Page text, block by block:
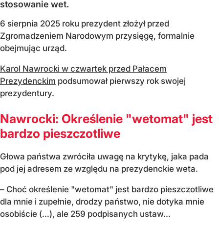
stosowanie wet.
6 sierpnia 2025 roku prezydent złożył przed
Zgromadzeniem Narodowym przysięgę, formalnie
obejmując urząd.
Karol Nawrocki w czwartek przed Pałacem
Prezydenckim podsumował pierwszy rok swojej
prezydentury.
Nawrocki: Określenie "wetomat" jest
bardzo pieszczotliwe
Głowa państwa zwróciła uwagę na krytykę, jaka pada
pod jej adresem ze względu na prezydenckie weta.
– Choć określenie "wetomat" jest bardzo pieszczotliwe
dla mnie i zupełnie, drodzy państwo, nie dotyka mnie
osobiście (…), ale 259 podpisanych ustaw...